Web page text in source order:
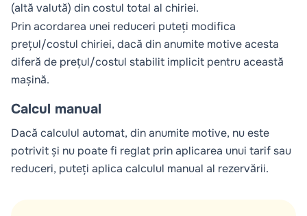
(altă valută) din costul total al chiriei.
Prin acordarea unei reduceri puteți modifica
prețul/costul chiriei, dacă din anumite motive acesta
diferă de prețul/costul stabilit implicit pentru această
mașină.
Calcul manual
Dacă calculul automat, din anumite motive, nu este
potrivit și nu poate fi reglat prin aplicarea unui tarif sau
reduceri, puteți aplica calculul manual al rezervării.